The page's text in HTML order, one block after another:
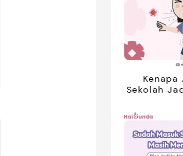
Kenapa
Sekolah